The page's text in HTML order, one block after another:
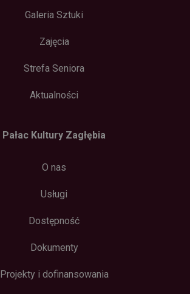
Galeria Sztuki
Zajęcia
Strefa Seniora
Aktualności
Pałac Kultury Zagłębia
O nas
Usługi
Dostępność
Dokumenty
Projekty i dofinansowania
Domena